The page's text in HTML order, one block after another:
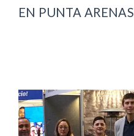
EN PUNTA ARENAS